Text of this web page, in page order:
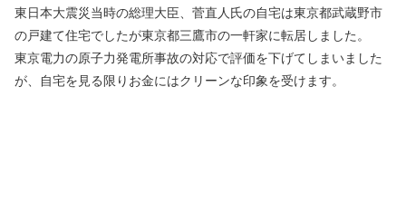
東日本大震災当時の総理大臣、菅直人氏の自宅は東京都武蔵野市
の戸建て住宅でしたが東京都三鷹市の一軒家に転居しました。
東京電力の原子力発電所事故の対応で評価を下げてしまいました
が、自宅を見る限りお金にはクリーンな印象を受けます。